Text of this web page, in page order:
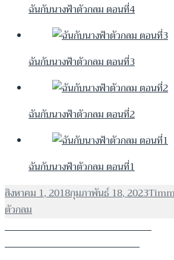
ฉันกับนางฟ้าตัวกลม ตอนที่4
ฉันกับนางฟ้าตัวกลม ตอนที่3
ฉันกับนางฟ้าตัวกลม ตอนที่2
ฉันกับนางฟ้าตัวกลม ตอนที่1
เขียน
เมื่อ
สิงหาคม 1, 2018กุมภาพันธ์ 18, 2023ผู้
ตัวกลม
แนะแนว
เรื่อง
ก่อนหน้าฉันกับนางฟ้าตัวกลม ตอนที่27
ต่อไปฉันกับนางฟ้าตัวกลม ตอนที่29